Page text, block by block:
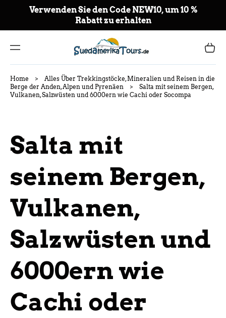
EN
Verwenden Sie den Code NEW10, um 10 %
Rabatt zu erhalten
Cart
Home >
Alles Über Trekkingstöcke, Mineralien und Reisen in die
Berge der Anden, Alpen und Pyrenäen
>
Salta mit seinem Bergen,
Vulkanen, Salzwüsten und 6000ern wie Cachi oder Socompa
Salta mit
seinem Bergen,
Vulkanen,
Salzwüsten und
6000ern wie
Cachi oder